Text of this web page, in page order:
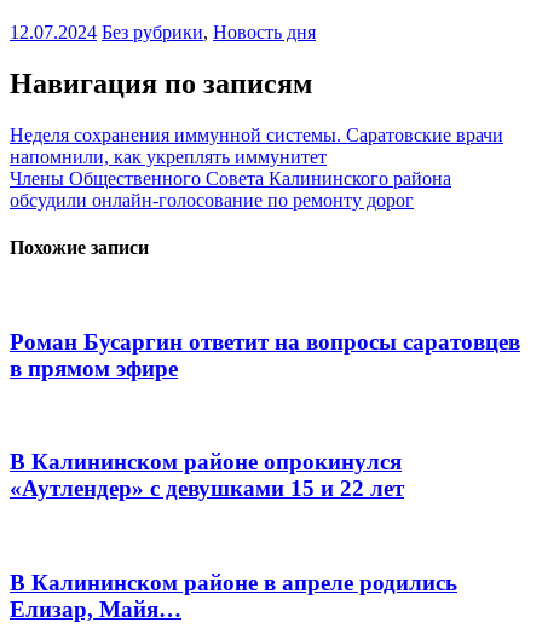
12.07.2024 Без рубрики, Новость дня
Навигация по записям
Неделя сохранения иммунной системы. Саратовские врачи
напомнили, как укреплять иммунитет
Члены Общественного Совета Калининского района
обсудили онлайн-голосование по ремонту дорог
Похожие записи
Роман Бусаргин ответит на вопросы саратовцев
в прямом эфире
В Калининском районе опрокинулся
«Аутлендер» с девушками 15 и 22 лет
В Калининском районе в апреле родились
Елизар, Майя…